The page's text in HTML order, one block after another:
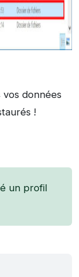
données
!
un profil